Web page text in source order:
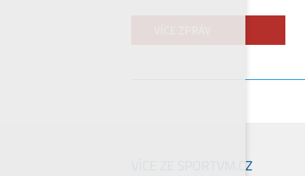
VÍCE ZE SPORTVM.CZ